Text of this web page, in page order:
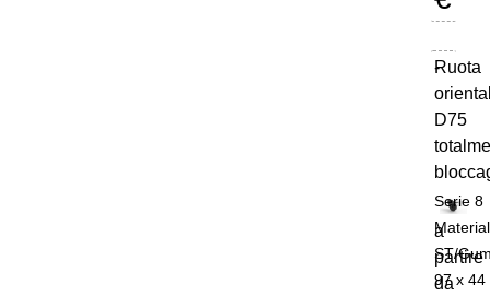
Ruota
D75
-
Serie 8
ST/
97 x 44
a
partire
da